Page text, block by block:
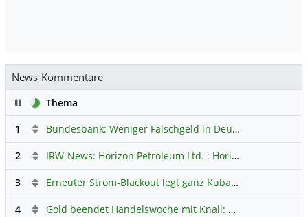
News-Kommentare
PauseThema
1
Bundesbank: Weniger Falschgeld in Deutschland
2 IRW-News: Horizon Petroleum Ltd. : Horizon Petroleum beginnt mit der Testförderung im Projekt Lachowice in Polen und schließt die Platzierung einer überzeichneten Wandelanleihe ab
3 Erneuter Strom-Blackout legt ganz Kuba lahm
4 Gold beendet Handelswoche mit Knall: Barrick Mining – Ist diese Aktie wieder ein Kauf?